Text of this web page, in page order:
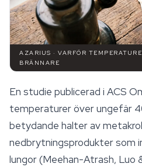
AZARIUS · VARFÖR
BRÄNNARE
En studie publicerad i ACS
temperaturer över ungefär
betydande halter av
nedbrytningsprodukter som
lungor (Meehan-Atrash, Luo